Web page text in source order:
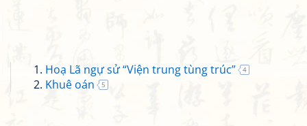
Hoạ Lã ngự sử “Viện trung tùng trúc” 4
Khuê oán 5